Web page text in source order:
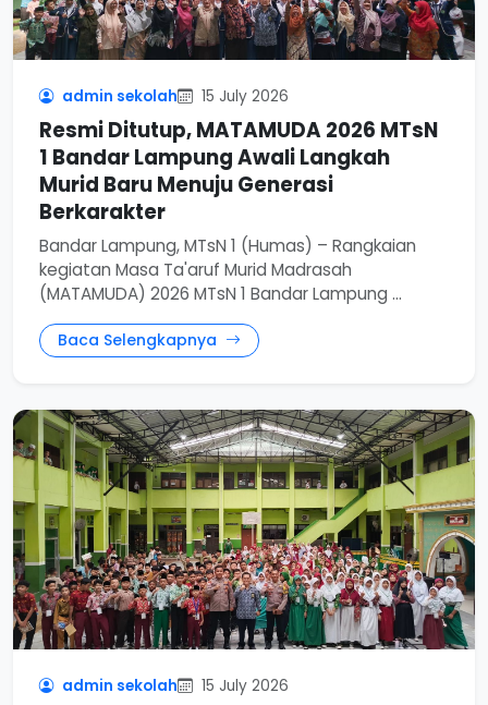
admin sekolah 15 July 2026
Resmi Ditutup, MATAMUDA 2026 MTsN
1 Bandar Lampung Awali Langkah
Murid Baru Menuju Generasi
Berkarakter
Bandar Lampung, MTsN 1 (Humas) – Rangkaian
kegiatan Masa Ta'aruf Murid Madrasah
(MATAMUDA) 2026 MTsN 1 Bandar Lampung ...
Baca Selengkapnya
admin sekolah 15 July 2026